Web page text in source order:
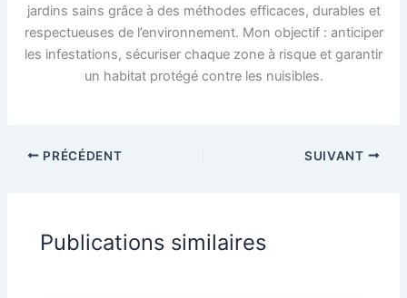
jardins sains grâce à des méthodes efficaces, durables et
respectueuses de l’environnement. Mon objectif : anticiper
les infestations, sécuriser chaque zone à risque et garantir
un habitat protégé contre les nuisibles.
PRÉCÉDENT SUIVANT
Publications similaires